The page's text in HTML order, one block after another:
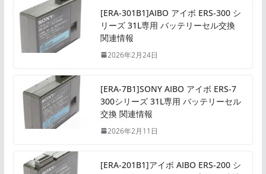
[ERA-301B1]AIBO アイボ ERS-300 シ
リーズ 31L専用 バッテリーセル交換
関連情報
2026年2月24日
[ERA-7B1]SONY AIBO アイボ ERS-7
300シリーズ 31L専用 バッテリーセル
交換 関連情報
2026年2月11日
[ERA-201B1]アイボ AIBO ERS-200 シ